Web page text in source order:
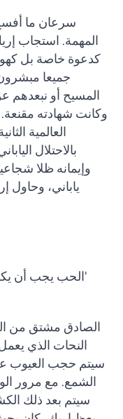
سرعان ما
المهمة. استجاب
كدعوة خاصة بل
جميعا
المسيح أو نبعدهم
وكانت شهادته
العالمية
بالاحتلال
وإيمانه ظلا
ياباني، وحاول
'الحب يجب أن
الصادق مشتق من
النحات الذي
سيتم حجب العيوب
الشمع. مع مرور
سيتم بعد ذلك